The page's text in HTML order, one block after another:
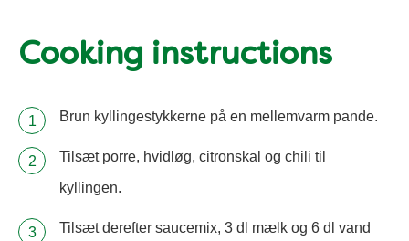
Cooking instructions
Brun kyllingestykkerne på en mellemvarm pande.
Tilsæt porre, hvidløg, citronskal og chili til
kyllingen.
Tilsæt derefter saucemix, 3 dl mælk og 6 dl vand